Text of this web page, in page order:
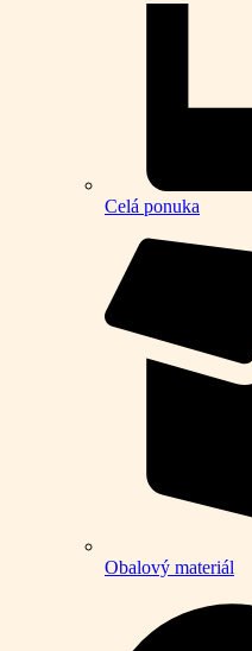
Celá ponuka
Obalový materiál